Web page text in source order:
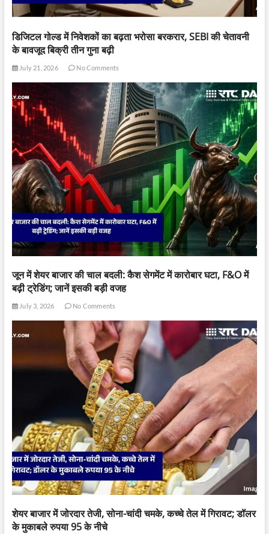
डिजिटल गोल्ड में निवेशकों का बढ़ता भरोसा बरकरार, SEBI की चेतावनी
के बावजूद बिक्री तीन गुना बढ़ी
July 21, 2026 No Comments
जून में शेयर बाजार की चाल बदली: कैश सेगमेंट में कारोबार घटा, F&O में
बढ़ी ट्रेडिंग; जानें इसकी बड़ी वजह
July 3, 2026 No Comments
शेयर बाजार में जोरदार तेजी, सोना-चांदी चमके, कच्चे तेल में गिरावट; डॉलर
के मुकाबले रुपया 95 के नीचे